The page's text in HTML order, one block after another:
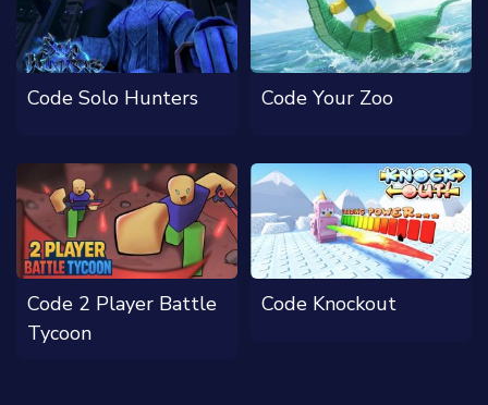
Code Solo Hunters Code Your Zoo
Code 2 Player Battle
Tycoon
Code Knockout